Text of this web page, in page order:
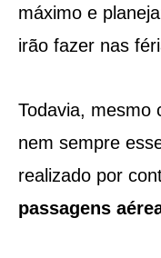
máximo e
irão fazer nas
Todavia, mesmo
nem sempre
realizado por
passagens